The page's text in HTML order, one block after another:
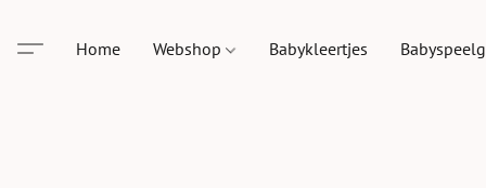
Home Webshop Babykleertjes